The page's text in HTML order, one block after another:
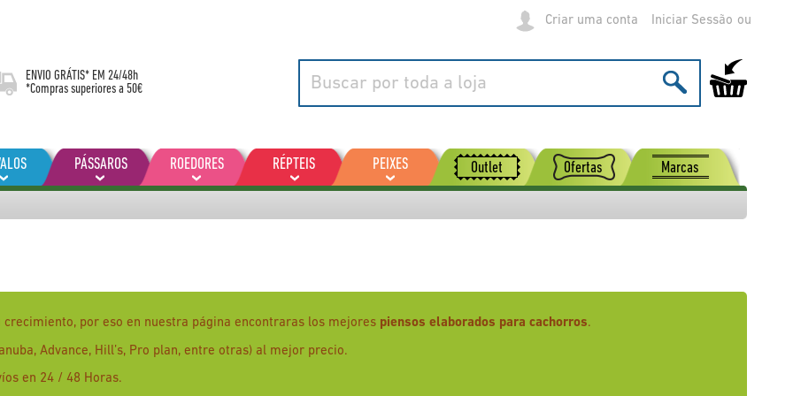
Criar uma conta Iniciar Sessão
ENVIO GRÁTIS* EM 24/48h
*Compras superiores a 50€
O Meu
PÁSSAROS ROEDORES RÉPTEIS PEIXES Outlet Ofertas Marcas
por eso en nuestra página encontraras los mejores piensos elaborados para cachorros.
Advance, Hill’s, Pro plan, entre otras) al mejor precio.
en 24 / 48 Horas.